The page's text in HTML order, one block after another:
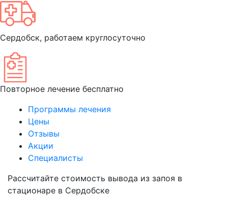
Сердобск, работаем круглосуточно
Повторное лечение бесплатно
Программы лечения
Цены
Отзывы
Акции
Специалисты
Рассчитайте стоимость вывода из запоя в
стационаре в Сердобске